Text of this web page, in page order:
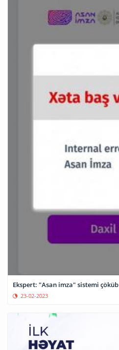
Ekspert: "Asan imza" sistemi çöküb
23-02-2023